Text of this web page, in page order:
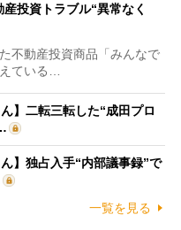
投資トラブル“異常なく
不動産投資商品「みんなで
ている…
】二転三転した“成田プロ
】独占入手“内部議事録”で
一覧を見る